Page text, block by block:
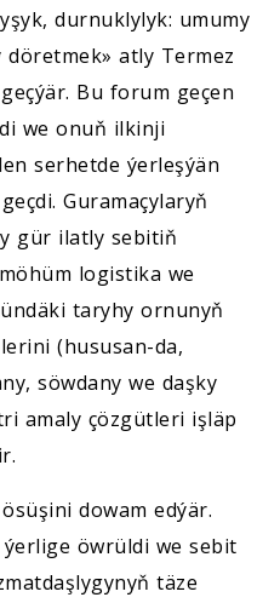
durnuklylyk: umumy
döretmek» atly Termez
Bu forum geçen
we onuň ilkinji
serhetde ýerleşýän
Guramaçylaryň
gür ilatly sebitiň
logistika we
taryhy ornunyň
(hususan-da,
söwdany we daşky
amaly çözgütleri işläp
dowam edýär.
öwrüldi we sebit
täze